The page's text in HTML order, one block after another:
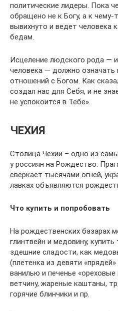
политические лидеры. Пока
обращено не к Богу, а к
вывихнуто и ведет человека
бедам.
Исцеление людского рода —
человека — должно означать
отношений с Богом. Как
создал нас для Себя, и не
не успокоится в Тебе».
ЧЕХИЯ
Столица Чехии – одно из
у россиян на Рождество.
сверкает тысячами огней,
лавках объявляются
Что купить и попробовать
На рождественских базарах
глинтвейн и медовину,
здешние сладости, как
(плетенка из девяти
ванилью и печенье
ветчину, жареные каштаны,
горячие блинчики и пр.